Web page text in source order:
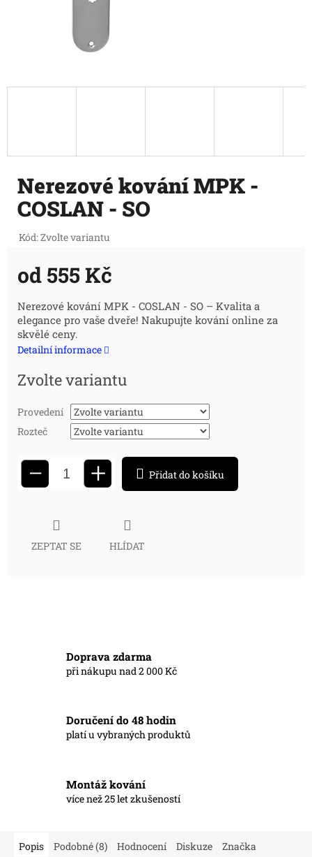
Nerezové kování MPK -
COSLAN - SO
Kód:Zvolte variantu
od 555 Kč
Měrná
cena:
Nerezové kování MPK - COSLAN - SO – Kvalita a
elegance pro vaše dveře! Nakupujte kování online za
skvělé ceny.
Detailní informace
Zvolte variantu
Provedení
Rozteč
− + Přidat do košíku
ZEPTAT SE HLÍDAT
Doprava zdarma
při nákupu nad 2 000 Kč
Doručení do 48 hodin
platí u vybraných produktů
Montáž kování
více než 25 let zkušeností
Popis Podobné (8) Hodnocení Diskuze Značka